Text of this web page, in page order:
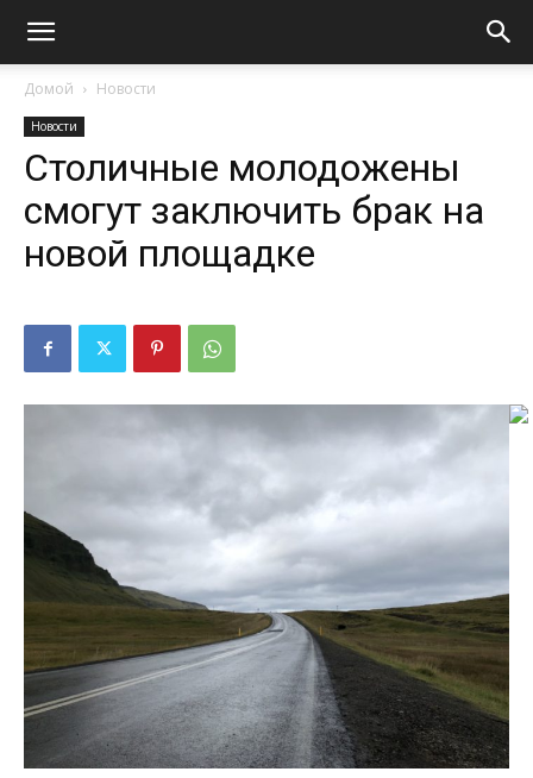
Домой Новости
Новости
Столичные молодожены
смогут заключить брак на
новой площадке